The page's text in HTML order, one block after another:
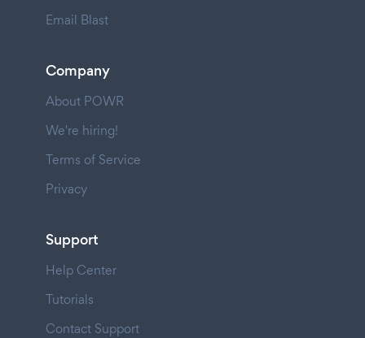
Email Blast
Company
About POWR
We're hiring!
Terms of Service
Privacy
Support
Help Center
Tutorials
Contact Support